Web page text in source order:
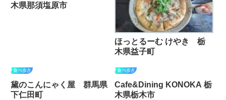
木県那須塩原市
ほっとるーむ けやき 栃
木県益子町
食べ歩き
黛のこんにゃく屋 群馬県
下仁田町
食べ歩き
Cafe&Dining KONOKA 栃
木県栃木市